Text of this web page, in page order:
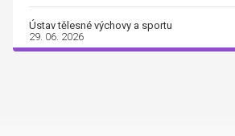
Ústav tělesné výchovy a sportu
29. 06. 2026